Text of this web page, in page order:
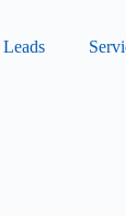
Leads